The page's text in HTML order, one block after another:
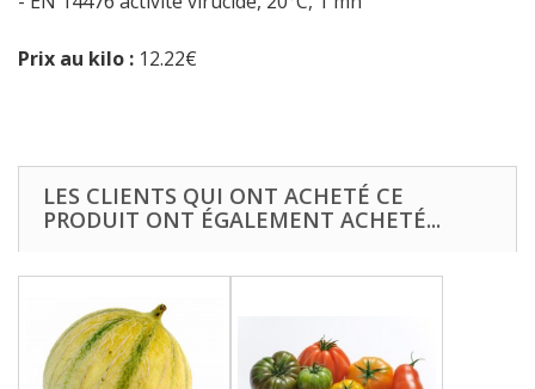
Prix au kilo : 12.22€
LES CLIENTS QUI ONT ACHETÉ CE
PRODUIT ONT ÉGALEMENT ACHETÉ...